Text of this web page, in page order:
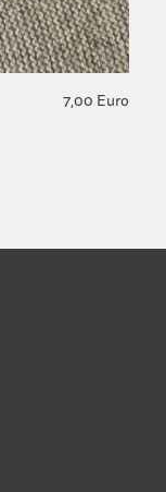
7,00 Euro